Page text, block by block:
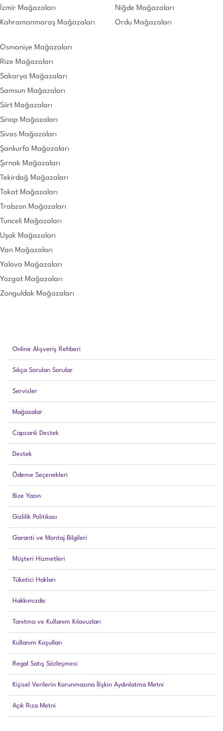
Online Alışveriş Rehberi
Sıkça Sorulan Sorular
Servisler
Mağazalar
Capcanlı Destek
Destek
Ödeme Seçenekleri
Bize Yazın
Gizlilik Politikası
Garanti ve Montaj Bilgileri
Müşteri Hizmetleri
Tüketici Hakları
Hakkımızda
Tanıtma ve Kullanım Kılavuzları
Kullanım Koşulları
Regal Satış Sözleşmesi
Kişisel Verilerin Korunmasına İlişkin Aydınlatma Metni
Açık Rıza Metni
İzmir Mağazaları
Kahramanmaraş Mağazaları
Niğde Mağazaları
Ordu Mağazaları
Osmaniye Mağazaları
Rize Mağazaları
Sakarya Mağazaları
Samsun Mağazaları
Siirt Mağazaları
Sinop Mağazaları
Sivas Mağazaları
Şanlıurfa Mağazaları
Şırnak Mağazaları
Tekirdağ Mağazaları
Tokat Mağazaları
Trabzon Mağazaları
Tunceli Mağazaları
Uşak Mağazaları
Van Mağazaları
Yalova Mağazaları
Yozgat Mağazaları
Zonguldak Mağazaları